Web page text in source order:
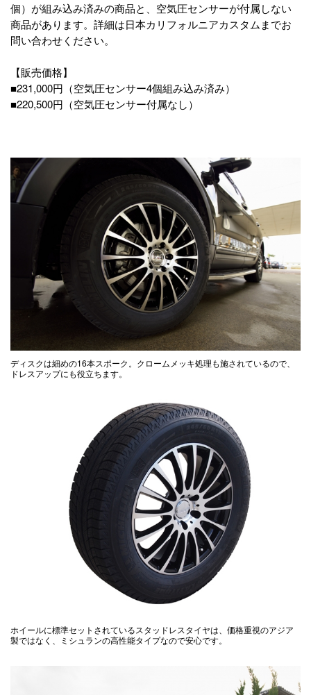
個）が組み込み済みの商品と、空気圧センサーが付属しない
商品があります。詳細は日本カリフォルニアカスタムまでお
問い合わせください。
【販売価格】
■231,000円（空気圧センサー4個組み込み済み）
■220,500円（空気圧センサー付属なし）
ディスクは細めの16本スポーク。クロームメッキ処理も施されているので、
ドレスアップにも役立ちます。
ホイールに標準セットされているスタッドレスタイヤは、価格重視のアジア
製ではなく、ミシュランの高性能タイプなので安心です。